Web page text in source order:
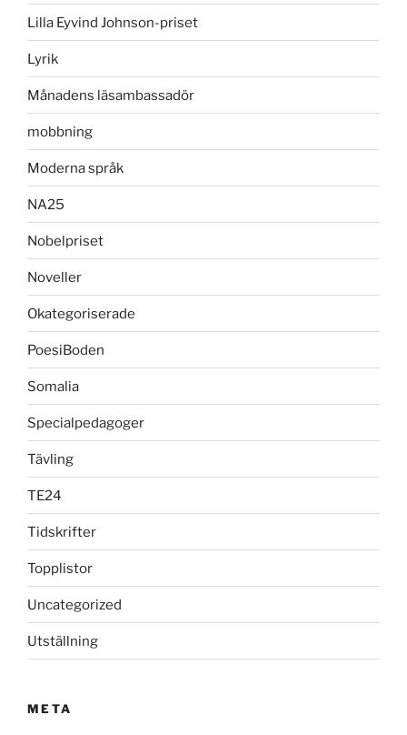
Lilla Eyvind Johnson-priset
Lyrik
Månadens läsambassadör
mobbning
Moderna språk
NA25
Nobelpriset
Noveller
Okategoriserade
PoesiBoden
Somalia
Specialpedagoger
Tävling
TE24
Tidskrifter
Topplistor
Uncategorized
Utställning
META